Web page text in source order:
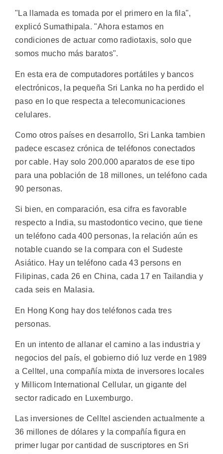
"La llamada es tomada por el primero en la fila",
explicó Sumathipala. "Ahora estamos en
condiciones de actuar como radiotaxis, solo que
somos mucho más baratos".
En esta era de computadores portátiles y bancos
electrónicos, la pequeña Sri Lanka no ha perdido el
paso en lo que respecta a telecomunicaciones
celulares.
Como otros países en desarrollo, Sri Lanka tambien
padece escasez crónica de teléfonos conectados
por cable. Hay solo 200.000 aparatos de ese tipo
para una población de 18 millones, un teléfono cada
90 personas.
Si bien, en comparación, esa cifra es favorable
respecto a India, su mastodontico vecino, que tiene
un teléfono cada 400 personas, la relación aún es
notable cuando se la compara con el Sudeste
Asiático. Hay un teléfono cada 43 persons en
Filipinas, cada 26 en China, cada 17 en Tailandia y
cada seis en Malasia.
En Hong Kong hay dos teléfonos cada tres
personas.
En un intento de allanar el camino a las industria y
negocios del país, el gobierno dió luz verde en 1989
a Celltel, una compañía mixta de inversores locales
y Millicom International Cellular, un gigante del
sector radicado en Luxemburgo.
Las inversiones de Celltel ascienden actualmente a
36 millones de dólares y la compañía figura en
primer lugar por cantidad de suscriptores en Sri